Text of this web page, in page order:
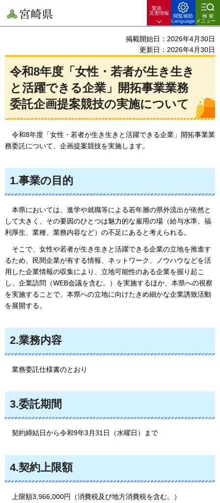
宮崎県
緊急・
災害情報
閲覧補助
Language
検索
メニュー
掲載開始日：2026年4月30日
更新日：2026年4月30日
令和8年度「女性・若者が生き生き
と活躍できる企業」開拓事業業務
委託企画提案競技の実施について
令和8年度 「女性・若者が生き生きと活躍できる企業」開拓事業業
務委託について、企画提案競技を実施します。
1.事業の目的
本県においては、進学や就職等による若年層の県外流出が依然と
して大きく、その要因のひとつは魅力的な雇用の場（給与水準、福
利厚生、業種、業務内容など）の不足にあると考えられる。
そこで 、女性や若者が生き生きと活躍できる企業の立地を推進す
るため、民間企業が有する情報、ネットワーク、ノウハウなどを活
用した企業情報の収集により、立地可能性のある企業を掘り起こ
し、企業訪問（WEB会議を含む。）を実施するほか、本県への視察
を実施することで、本県への立地に向けたきめ細かな企業誘致活動
を展開する。
2.業務内容
業務委託仕様書のとおり
3.委託期間
契約締結日から令和9年3月31日（水曜日）まで
4.契約上限額
上限額3,966,000円（消費税及び地方消費税を含む。）